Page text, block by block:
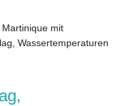
mit
Wassertemperaturen